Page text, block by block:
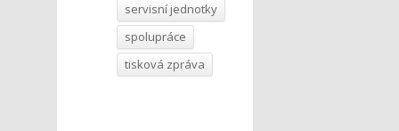
servisní jednotky
spolupráce
tisková zpráva